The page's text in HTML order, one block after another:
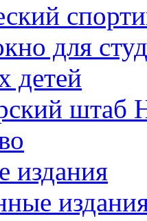
для
детей
штаб
издания